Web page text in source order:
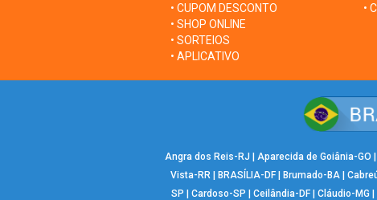
• CUPOM DESCONTO
• SHOP ONLINE
• SORTEIOS
• APLICATIVO
•
Angra dos Reis-RJ | Aparecida de Goiânia-GO |
Vista-RR | BRASÍLIA-DF| Brumado-BA|
SP | Cardoso-SP | Ceilândia-DF | Cláudio-MG |